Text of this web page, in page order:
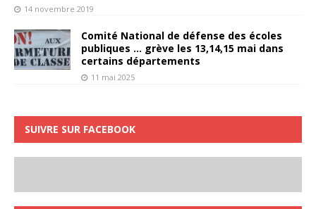
14 novembre 2019
Comité National de défense des écoles
publiques … grève les 13,14,15 mai dans
certains départements
11 mai 2025
SUIVRE SUR FACEBOOK